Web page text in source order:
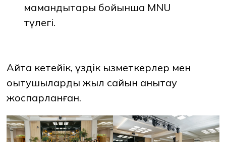
мамандықтары бойынша MNU
түлегі.
Айта кетейік, үздік қызметкерлер мен
оқытушыларды жыл сайын анықтау
жоспарланған.